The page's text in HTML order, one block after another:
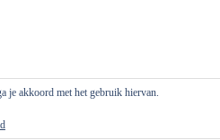
je akkoord met het gebruik hiervan.